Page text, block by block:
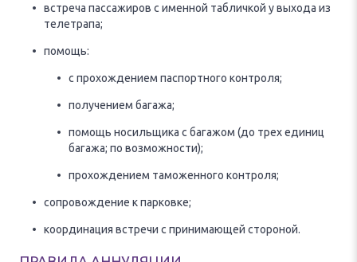
встреча пассажиров с именной табличкой у выхода из
телетрапа;
помощь:
с прохождением паспортного контроля;
получением багажа;
помощь носильщика с багажом (до трех единиц
багажа; по возможности);
прохождением таможенного контроля;
сопровождение к парковке;
координация встречи с принимающей стороной.